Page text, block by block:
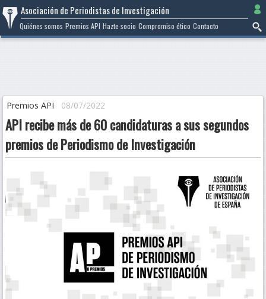
Ir
al
contenido
Asociación de Periodistas de Investigación
Quiénes somos Premios API Hazte socio Compromiso ético Contacto
Premios API 08/07/2022
API recibe más de 60 candidaturas a sus segundos
premios de Periodismo de Investigación